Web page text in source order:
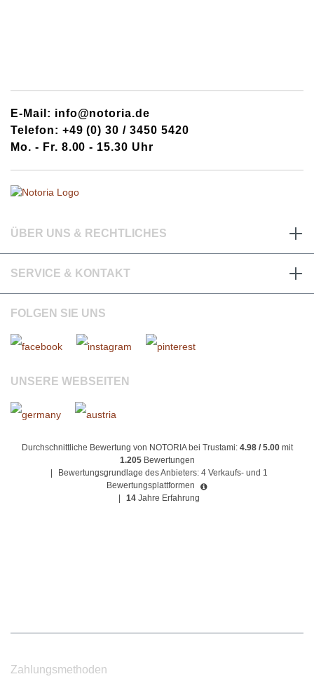
E-Mail: info@notoria.de
Telefon: +49 (0) 30 / 3450 5420
Mo. - Fr. 8.00 - 15.30 Uhr
ÜBER UNS & RECHTLICHES
SERVICE & KONTAKT
FOLGEN SIE UNS
UNSERE WEBSEITEN
Durchschnittliche Bewertung von NOTORIA bei Trustami: 4.98 / 5.00mit
1.205 Bewertungen
Bewertungsgrundlage des Anbieters: 4 Verkaufs- und 1
Bewertungsplattformen
14 Jahre Erfahrung
Zahlungsmethoden